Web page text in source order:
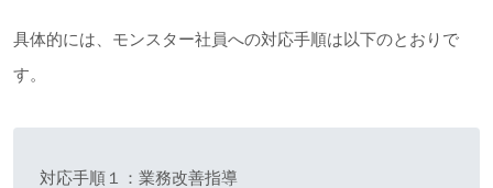
具体的には、モンスター社員への対応手順は以下のとおりで
す。
対応手順１：業務改善指導